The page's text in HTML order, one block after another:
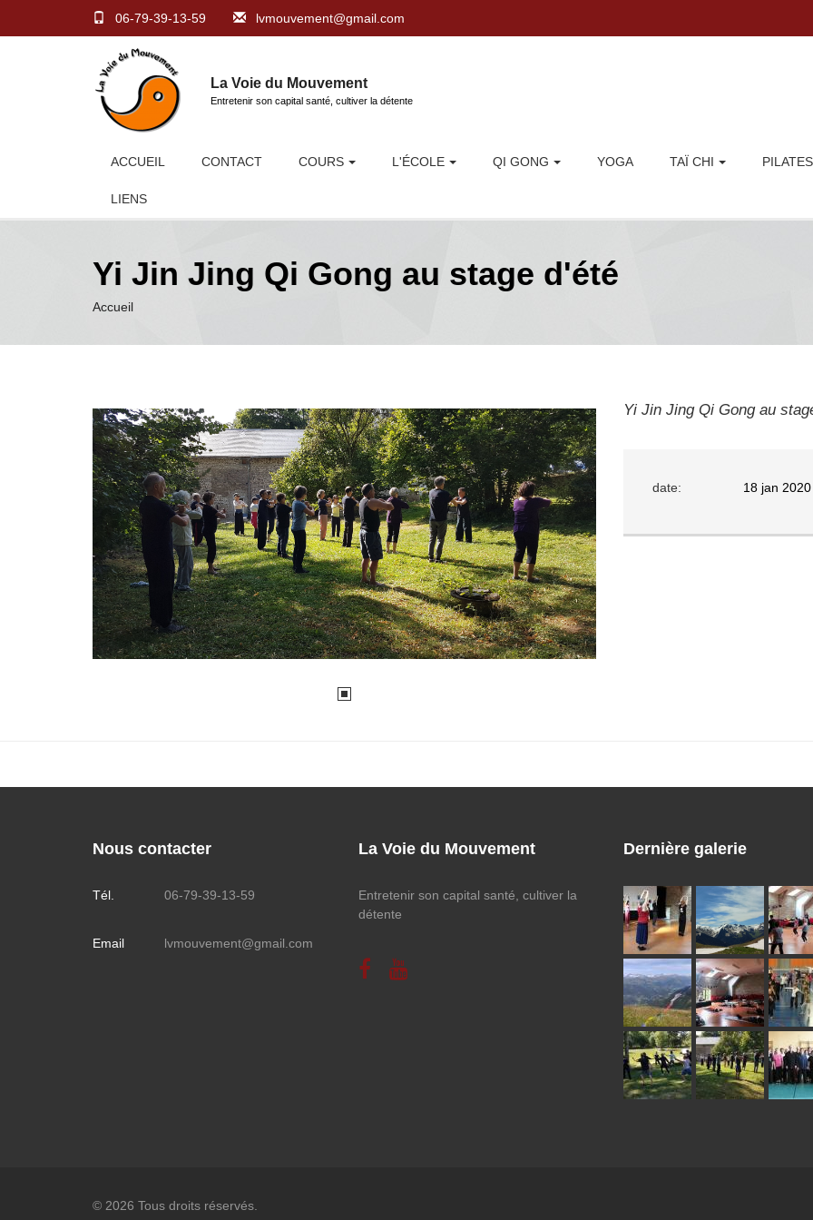
06-79-39-13-59 lvmouvement@gmail.com
La Voie du Mouvement
Entretenir son capital santé, cultiver la détente
ACCUEIL CONTACT COURS L'ÉCOLE QI GONG YOGA TAÏ CHI PILATES
LIENS
Yi Jin Jing Qi Gong au stage d'été
Accueil
Yi Jin Jing Qi Gong au
date: 18 jan 2020
Nous contacter
Tél. 06-79-39-13-59
Email lvmouvement@gmail.com
La Voie du Mouvement
Entretenir son capital santé, cultiver la
détente
Dernière galerie
© 2026 Tous droits réservés.